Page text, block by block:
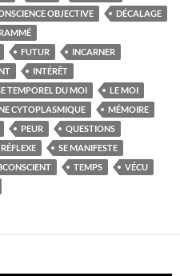
OBJECTIVE
DÉCALAGE
FUTUR
INCARNER
INTÉRÊT
TEMPOREL DU MOI
LE MOI
CYTOPLASMIQUE
MÉMOIRE
PEUR
QUESTIONS
RÉFLEXE
SE MANIFESTE
TEMPS
VÉCU